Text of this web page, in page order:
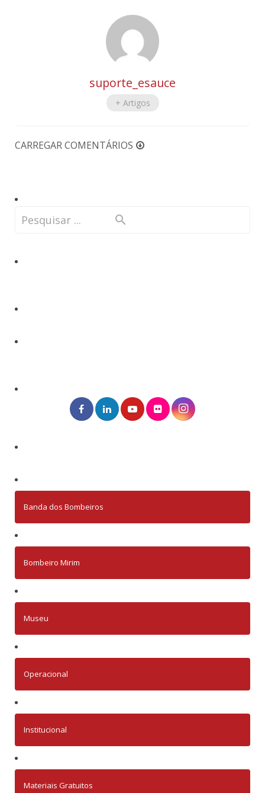
suporte_esauce
+ Artigos
CARREGAR COMENTÁRIOS
Banda dos Bombeiros
Bombeiro Mirim
Museu
Operacional
Institucional
Materiais Gratuitos